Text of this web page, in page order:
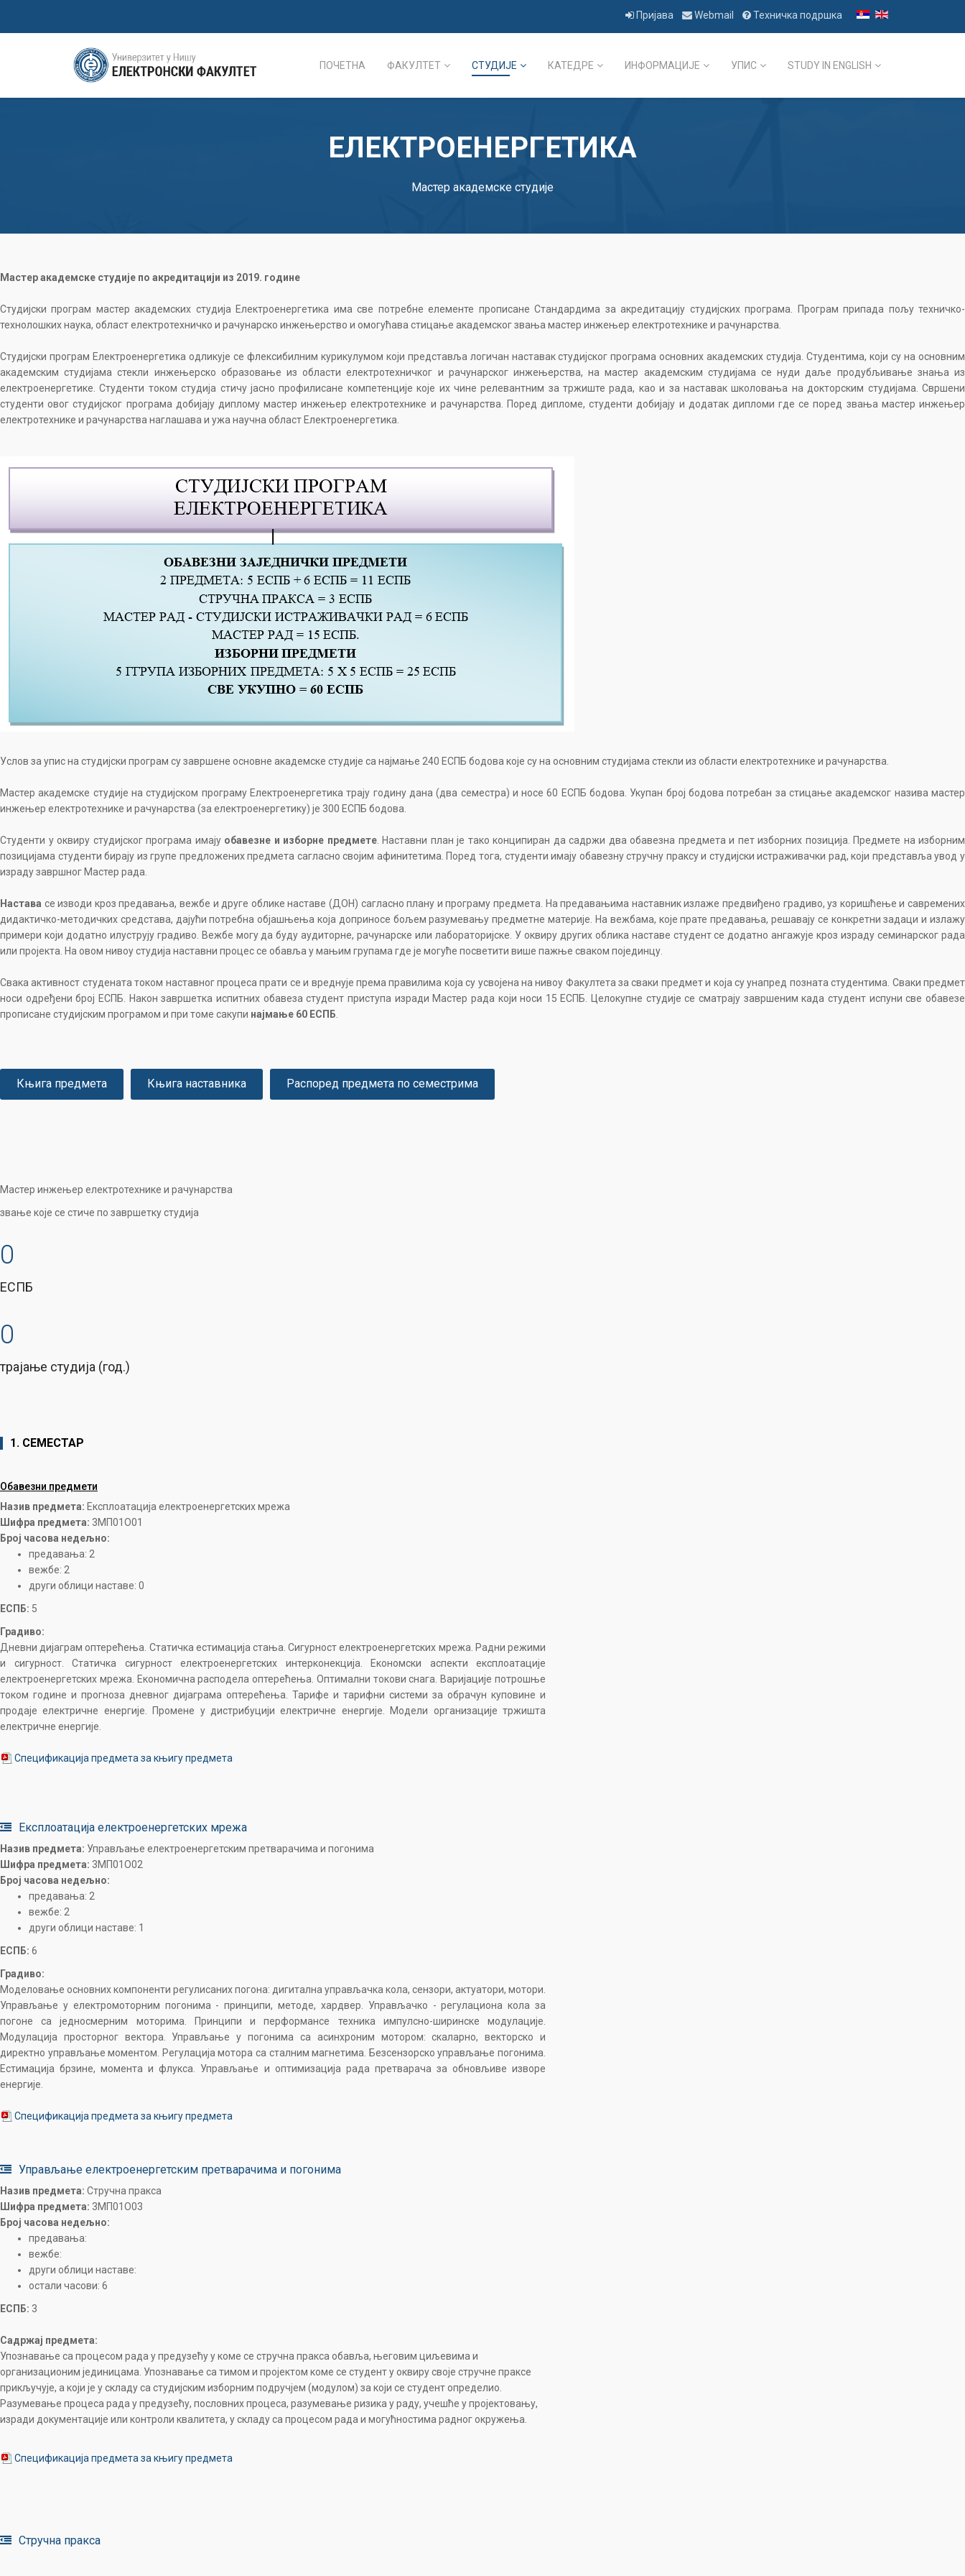
Пријава Webmail Техничка подршка
ПОЧЕТНА ФАКУЛТЕТ СТУДИЈЕ КАТЕДРЕ ИНФОРМАЦИЈЕ УПИС STUDY IN ENGLISH
ЕЛЕКТРОЕНЕРГЕТИКА
Мастер академске студије
Мастер академске студије по акредитацији из 2019. године
Студијски програм мастер академских студија Електроенергетика има све потребне елементе прописане Стандардима за акредитацију студијских програма. Програм припада пољу техничко-
технолошких наука, област електротехничко и рачунарско инжењерство и омогућава стицање академског звања мастер инжењер електротехнике и рачунарства.
Студијски програм Електроенергетика одликује се флексибилним курикулумом који представља логичан наставак студијског програма основних академских студија. Студентима, који су на основним
академским студијама стекли инжењерско образовање из области електротехничког и рачунарског инжењерства, на мастер академским студијама се нуди даље продубљивање знања из
електроенергетике. Студенти током студија стичу јасно профилисане компетенције које их чине релевантним за тржиште рада, као и за наставак школовања на докторским студијама. Свршени
студенти овог студијског програма добијају диплому мастер инжењер електротехнике и рачунарства. Поред дипломе, студенти добијају и додатак дипломи где се поред звања мастер инжењер
електротехнике и рачунарства наглашава и ужа научна област Електроенергетика.
Услов за упис на студијски програм су завршене основне академске студије са најмање 240 ЕСПБ бодова које су на основним студијама стекли из области електротехнике и рачунарства.
Мастер академске студије на студијском програму Електроенергетика трају годину дана (два семестра) и носе 60 ЕСПБ бодова. Укупан број бодова потребан за стицање академског назива мастер
инжењер електротехнике и рачунарства (за електроенергетику) је 300 ЕСПБ бодова.
Студенти у оквиру студијског програма имају обавезне и изборне предмете. Наставни план је тако конципиран да садржи два обавезна предмета и пет изборних позиција. Предмете на изборним
позицијама студенти бирају из групе предложених предмета сагласно својим афинитетима. Поред тога, студенти имају обавезну cтручну праксу и студијски истраживачки рад, који представља увод у
израду завршног Мастер рада.
Настава се изводи кроз предавања, вежбе и друге облике наставе (ДОН) сагласно плану и програму предмета. На предавањима наставник излаже предвиђено градиво, уз коришћење и савремених
дидактичко-методичких средстава, дајући потребна објашњења која доприносе бољем разумевању предметне материје. На вежбама, које прате предавања, решавају се конкретни задаци и излажу
примери који додатно илуструју градиво. Вежбе могу да буду аудиторне, рачунарске или лабораторијске. У оквиру других облика наставе студент се додатно ангажује кроз израду семинарског рада
или пројекта. На овом нивоу студија наставни процес се обавља у мањим групама где је могуће посветити више пажње сваком појединцу.
Свака активност студената током наставног процеса прати се и вреднује према правилима која су усвојена на нивоу Факултета за сваки предмет и која су унапред позната студентима. Сваки предмет
носи одређени број ЕСПБ. Након завршетка испитних обавеза студент приступа изради Mастер рада који носи 15 ЕСПБ. Целокупне студије се сматрају завршеним када студент испуни све обавезе
прописане студијским програмом и при томе сакупи најмање 60 ЕСПБ
Књига предмета Књига наставника Распоред предмета по семестрима
Мастер инжењер електротехнике и рачунарства
звање које се стиче по завршетку студија
0
ЕСПБ
0
трајање студија (год.)
1. СЕМЕСТАР
Обавезни предмети
Назив предмета: Експлоатација електроенергетских мрежа
Шифра предмета: 3MП01О01
Број часова недељно:
предавања: 2
вежбе: 2
други облици наставе: 0
ЕСПБ: 5
Градиво:
Дневни дијаграм оптерећења. Статичка естимација стања. Сигурност електроенергетских мрежа. Радни режими
и сигурност. Статичка сигурност електроенергетских интерконекција. Економски аспекти експлоатације
електроенергетских мрежа. Економична расподела оптерећења. Оптимални токови снага. Варијације потрошње
током године и прогноза дневног дијаграма оптерећења. Тарифе и тарифни системи за обрачун куповине и
продаје електричне енергије. Промене у дистрибуцији електричне енергије. Модели организације тржишта
електричне енергије.
Спецификација предмета за књигу предмета
Експлоатација електроенергетских мрежа
Назив предмета: Управљање електроенергетским претварачима и погонима
Шифра предмета: 3MП01O02
Број часова недељно:
предавања: 2
вежбе: 2
други облици наставе: 1
ЕСПБ: 6
Градиво:
Моделовање основних компоненти регулисаних погона: дигитална управљачка кола, сензори, актуатори, мотори.
Управљање у електромоторним погонима - принципи, методе, хардвер. Управљачко - регулациона кола за
погоне са једносмерним моторима. Принципи и перформансе техника импулсно-ширинске модулације.
Модулација просторног вектора. Управљање у погонима са асинхроним мотором: скаларно, векторско и
директно управљање моментом. Регулација мотора са сталним магнетима. Безсензорско управљање погонима.
Естимација брзине, момента и флукса. Управљање и оптимизација рада претварача за обновљиве изворе
енергије.
Спецификација предмета за књигу предмета
Управљање електроенергетским претварачима и погонима
Назив предмета: Стручна пракса
Шифра предмета: 3MП01O03
Број часова недељно:
предавања:
вежбе:
други облици наставе:
остали часови: 6
ЕСПБ: 3
Садржај предмета:
Упознавање са процесом рада у предузећу у коме се стручна пракса обавља, његовим циљевима и
организационим јединицама. Упознавање са тимом и пројектом коме се студент у оквиру своје стручне праксе
прикључује, а који је у складу са студијским изборним подручјем (модулом) за који се студент определио.
Разумевање процеса рада у предузећу, пословних процеса, разумевање ризика у раду, учешће у пројектовању,
изради документације или контроли квалитета, у складу са процесом рада и могућностима радног окружења.
Спецификација предмета за књигу предмета
Стручна пракса